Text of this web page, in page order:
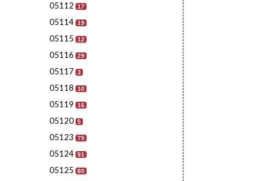
05112 17
05114 19
05115 12
05116 29
05117 3
05118 10
05119 16
05120 5
05123 75
05124 91
05125 80